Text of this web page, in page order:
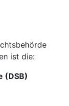
ist die:
(DSB)